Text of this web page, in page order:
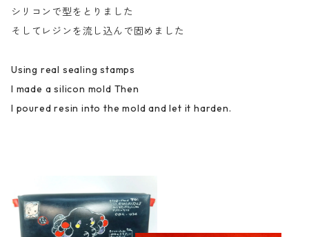
シリコンで型をとりました
そしてレジンを流し込んで固めました
Using real sealing stamps
I made a silicon mold Then
I poured resin into the mold and let it harden.